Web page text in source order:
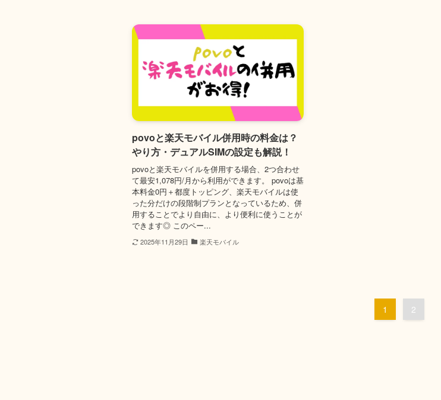
povoと楽天モバイル併用時の料金は？
やり方・デュアルSIMの設定も解説！
povoと楽天モバイルを併用する場合、2つ合わせ
て最安1,078円/月から利用ができます。 povoは基
本料金0円＋都度トッピング、楽天モバイルは使
った分だけの段階制プランとなっているため、併
用することでより自由に、より便利に使うことが
できます◎ このペー...
2025年11月29日 楽天モバイル
1 2